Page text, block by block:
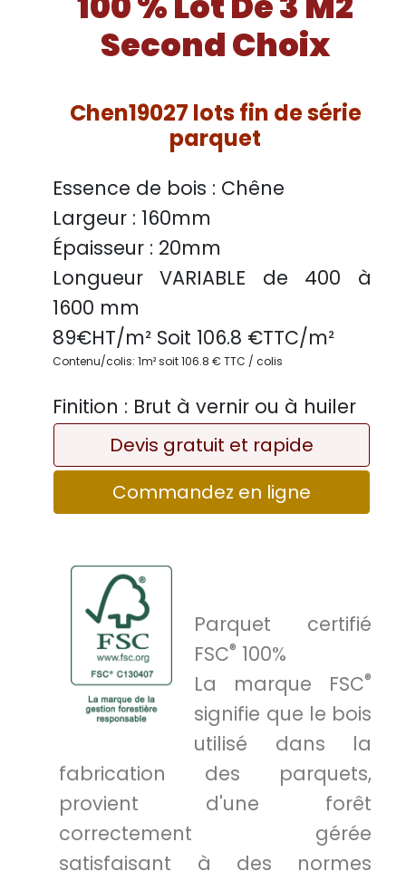
Second Choix
Chen19027 lots fin de série
parquet
Essence de bois : Chêne
Largeur : 160mm
Épaisseur : 20mm
Longueur VARIABLE de 400 à
1600 mm
89€HT/m² Soit 106.8 €TTC/m²
Contenu/colis: 1m² soit 106.8 € TTC / colis
Finition : Brut à vernir ou à huiler
Devis gratuit et rapide
Commandez en ligne
Parquet certifié
FSC® 100%
La marque FSC®
signifie que le bois
utilisé dans la
fabrication des parquets,
provient d'une forêt
correctement gérée
satisfaisant à des normes